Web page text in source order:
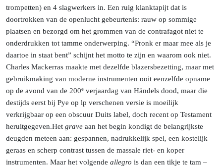
trompetten) en 4 slagwerkers in. Een ruig klanktapijt dat is
doortrokken van de openlucht gebeurtenis: rauw op sommige
plaatsen en bezorgd om het grommen van de contrafagot niet te
onderdrukken tot tamme onderwerping. “Pronk er maar mee als je
daartoe in staat bent” schijnt het motto te zijn en waarom ook niet.
Charles Mackerras maakte met dezelfde blazersbezetting, maar met
gebruikmaking van moderne instrumenten ooit eenzelfde opname
op de avond van de 200e verjaardag van Händels dood, maar die
destijds eerst bij Pye op lp verschenen versie is moeilijk
verkrijgbaar op een obscuur Duits label, doch recent op Testament
heruitgegeven.Het grave aan het begin kondigt de belangrijkste
deugden meteen aan: gespannen, nadrukkelijk spel, een kostelijk
geraas en scherp contrast tussen de massale riet- en koper
instrumenten. Maar het volgende allegro is dan een tikje te tam –